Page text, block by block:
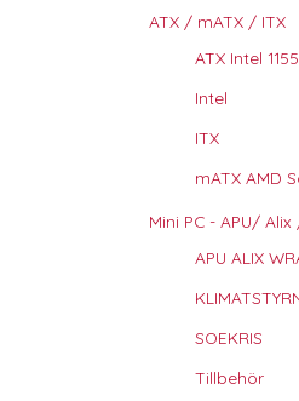
ATX / mATX / ITX
ATX Intel 1155
Intel
ITX
mATX AMD
Mini PC - APU/ Alix
APU ALIX
SOEKRIS
Tillbehör